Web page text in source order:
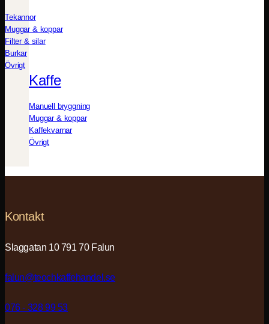
Tekannor
Muggar & koppar
Filter & silar
Burkar
Övrigt
Kaffe
Manuell bryggning
Muggar & koppar
Kaffekvarnar
Övrigt
Kontakt
Slaggatan 10 791 70 Falun
falun@teochkaffehandel.se
076 - 328 99 53